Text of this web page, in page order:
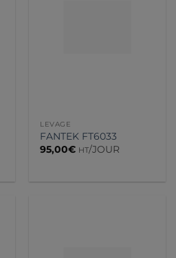
LEVAGE
FANTEK FT6033
95,00€ HT/JOUR